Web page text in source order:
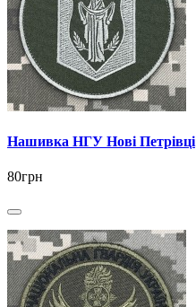
Нашивка НГУ Нові Петрівці
80грн